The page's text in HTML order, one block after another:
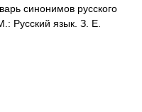
синонимов русского
Русский язык. З. Е.